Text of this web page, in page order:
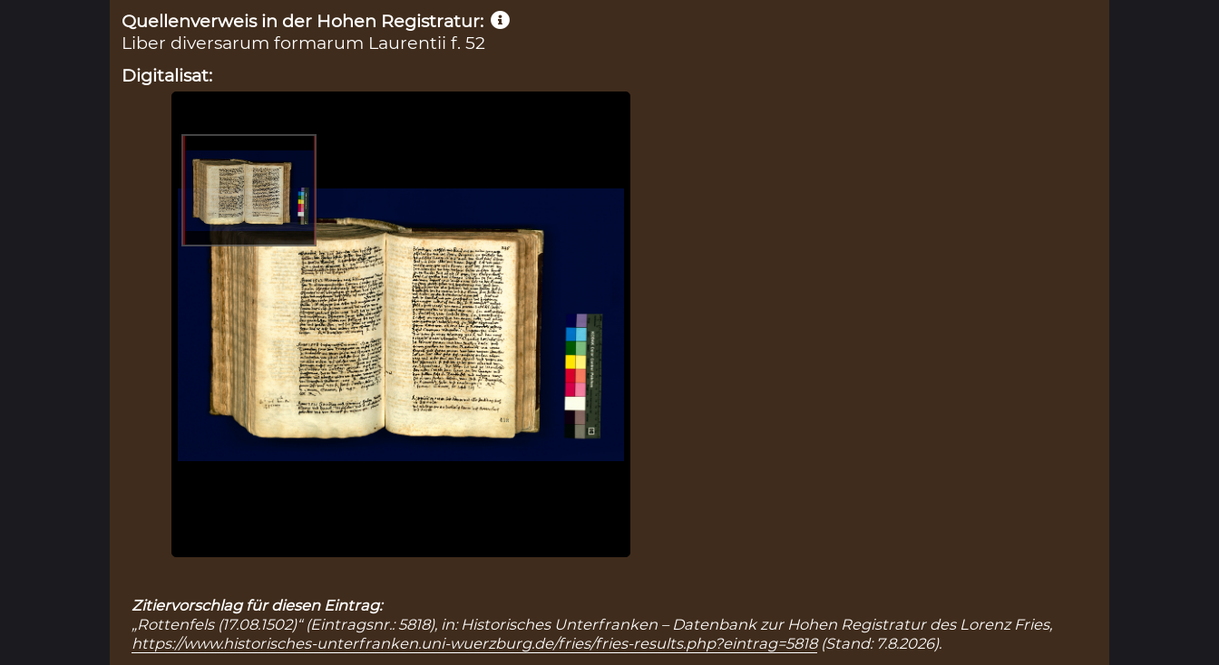
Quellenverweis in der Hohen Registratur:
Liber diversarum formarum Laurentii f. 52
Digitalisat:
Zitiervorschlag für diesen Eintrag:
„Rottenfels (17.08.1502)“ (Eintragsnr.: 5818), in: Historisches Unterfranken – Datenbank zur Hohen Registratur des Lorenz Fries,
https://www.historisches-unterfranken.uni-wuerzburg.de/fries/fries-results.php?eintrag=5818(Stand: 7.8.2026).